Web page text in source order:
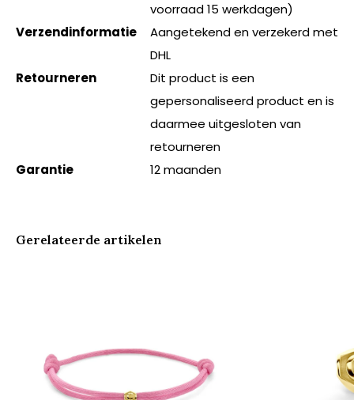
voorraad 15 werkdagen)
Verzendinformatie
Aangetekend en verzekerd met
DHL
Retourneren
Dit product is een
gepersonaliseerd product en is
daarmee uitgesloten van
retourneren
Garantie
12 maanden
Gerelateerde artikelen